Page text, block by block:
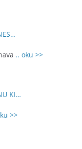
.. oku >>
KI…
>>